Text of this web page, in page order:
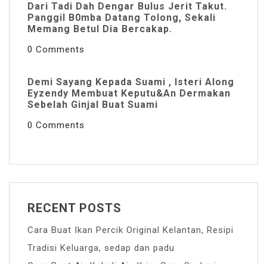
Dari Tadi Dah Dengar Bulus Jerit Takut.
Panggil B0mba Datang Tolong, Sekali
Memang Betul Dia Bercakap.
0 Comments
Demi Sayang Kepada Suami , Isteri Along
Eyzendy Membuat Keputu&an Dermakan
Sebelah Ginjal Buat Suami
0 Comments
RECENT POSTS
Cara Buat Ikan Percik Original Kelantan, Resipi
Tradisi Keluarga, sedap dan padu